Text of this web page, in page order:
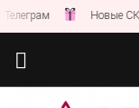
Новые СКИДКИ